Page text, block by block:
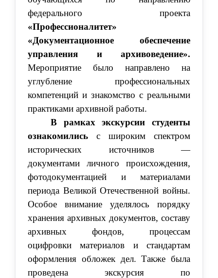
федерального проекта
«Профессионалитет»
«Документационное обеспечение
управления и архивоведение».
Мероприятие было направлено на
углубление профессиональных
компетенций и знакомство с реальными
практиками архивной работы.
В рамках экскурсии студенты
ознакомились с широким спектром
исторических источников —
документами личного происхождения,
фотодокументацией и материалами
периода Великой Отечественной войны.
Особое внимание уделялось порядку
хранения архивных документов, составу
архивных фондов, процессам
оцифровки материалов и стандартам
оформления обложек дел. Также была
проведена экскурсия по